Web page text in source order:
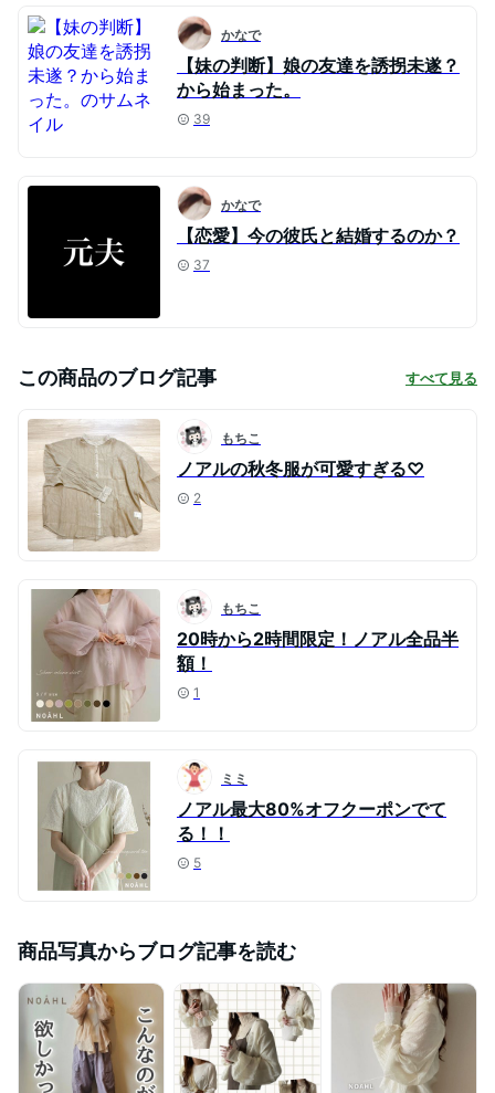
かなで
【妹の判断】娘の友達を誘拐未遂？
から始まった。
39
かなで
【恋愛】今の彼氏と結婚するのか？
37
この商品のブログ記事 すべて見る
もちこ
ノアルの秋冬服が可愛すぎる♡
2
もちこ
20時から2時間限定！ノアル全品半
額！
1
ミミ
ノアル最大80%オフクーポンでて
る！！
5
商品写真からブログ記事を読む